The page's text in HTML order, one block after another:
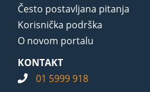
Često postavljana pitanja
Korisnička podrška
O novom portalu
KONTAKT
01 5999 918